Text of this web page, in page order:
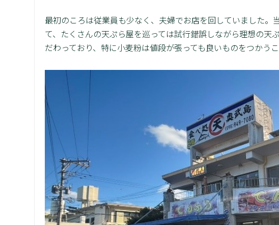
最初のころは従業員も少なく、夫婦でお店を回していました
て、たくさんの天ぷら屋を巡っては試行錯誤しながら理想の天
だわっており、特に小麦粉は値段が張っても良いものをつかう